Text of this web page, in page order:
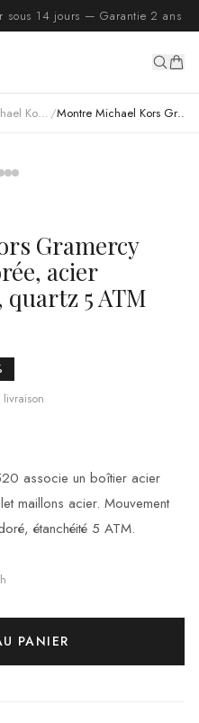
sous 14 jours — Garantie 2 ans
Montre Michael Kors femme / Montre Michael Kors Gramercy MK7520 femme dorée, acier inoxydable 40mm, quartz 5 ATM
Gramercy
acier
5 ATM
associe un boîtier acier
maillons acier. Mouvement
étanchéité 5 ATM.
PANIER